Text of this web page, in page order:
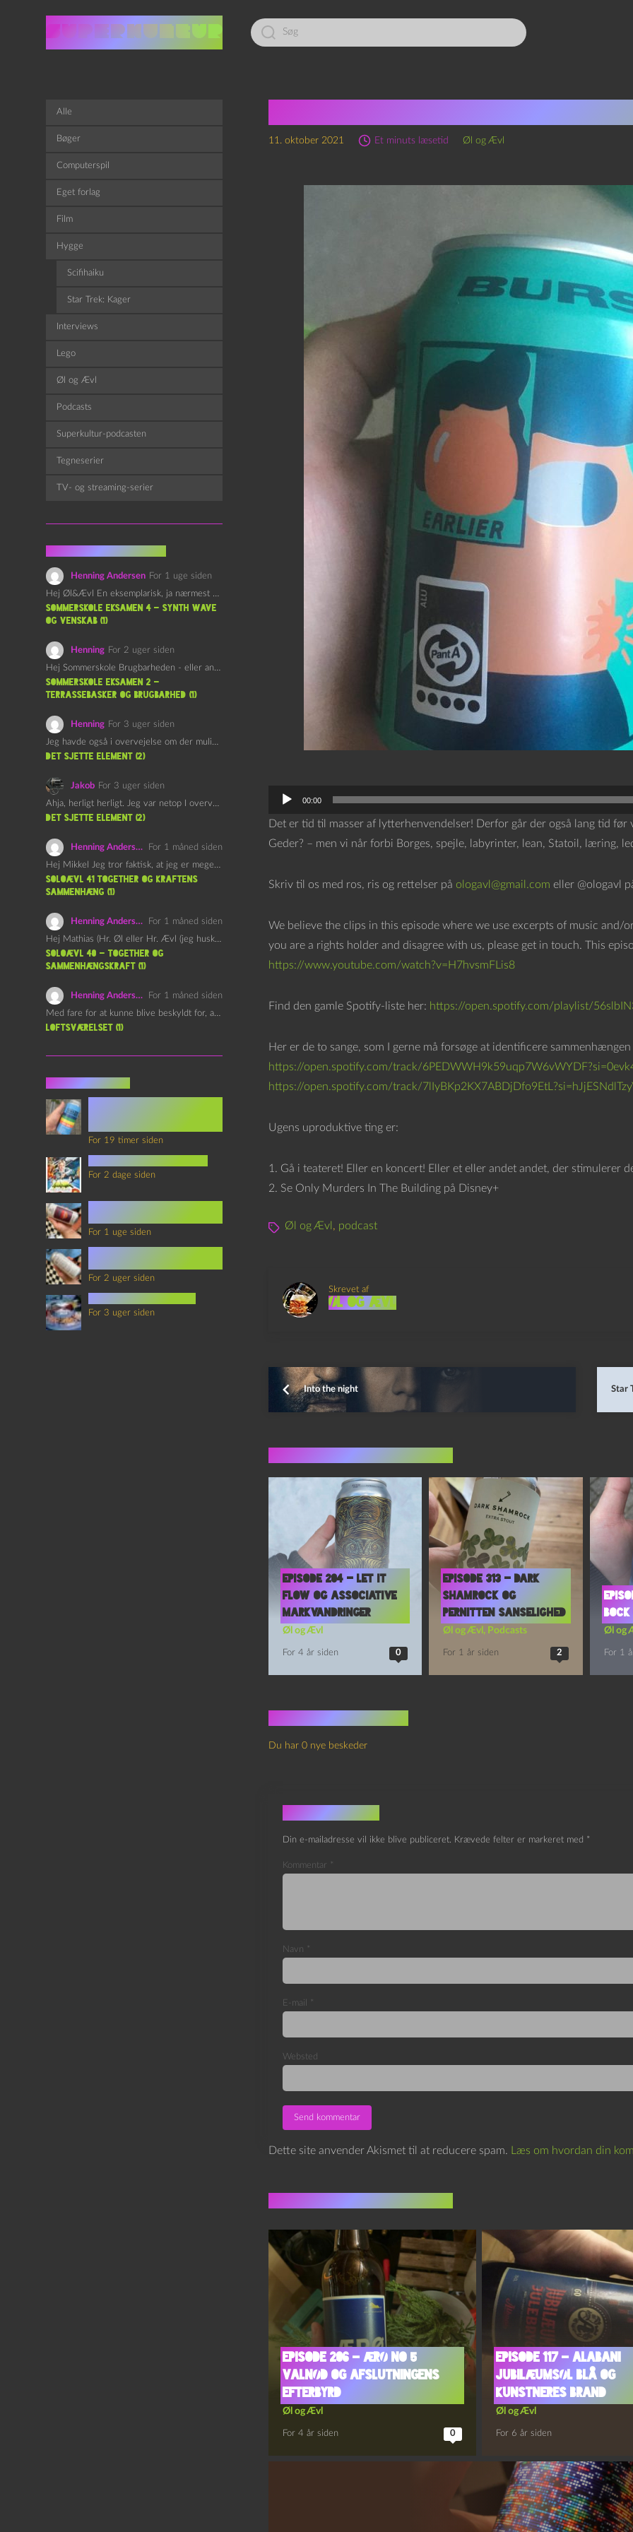
Led
efter:
11. oktober 2021 Et minuts læsetid Øl og Ævl
l
r
00:00
Det er tid til masser af lytterhenvendelser! Derfor går der også lang tid
Geder? – men vi når forbi Borges, spejle, labyrinter, lean, Statoil, læring,
Skriv til os med ros, ris og rettelser på ologavl@gmail.com eller @ologavl
We believe the clips in this episode where we use excerpts of music and/
you are a rights holder and disagree with us, please get in touch. This
https://www.youtube.com/watch?v=H7hvsmFLis8
Find den gamle Spotify-liste her: https://open.spotify.com/playlist/
Her er de to sange, som I gerne må forsøge at identificere
https://open.spotify.com/track/
https://open.spotify.com/track/
Ugens uproduktive ting er:
1. Gå i teateret! Eller en koncert! Eller et eller andet andet, der stimulerer
2. Se Only Murders In The Building på Disney+
Øl og Ævl , podcast
Skrevet af
Øl og Ævl
Into the night Star
Episode 204 – Let It
Flow og Associative
Markvandringer
Øl og Ævl
For 4 år siden 0
Episode 313 – Dark
Shamrock og
Pernitten Sanselighed
Øl og Ævl , Podcasts
For 1 år siden 2
Øl og
For 1
Du har 0 nye beskeder
Skriv et svar
Din e-mailadresse vil ikke blive publiceret. Krævede felter er markeret med *
Kommentar *
Navn *
E-mail *
Websted
Dette site anvender Akismet til at reducere spam. Læs om hvordan din
Episode 206 – Ærø No 5
Valnød og Afslutningens
Efterbyrd
Øl og Ævl
For 4 år siden 0
Episode 117 – Alabani
Jubilæumsøl Blå og
Kunstneres Brand
Øl og Ævl
For 6 år siden
Alle
Bøger
Computerspil
Eget forlag
Film
Hygge
Scifihaiku
Star Trek: Kager
Interviews
Lego
Øl og Ævl
Podcasts
Superkultur-podcasten
Tegneserier
TV- og streaming-serier
Henning Andersen For 1 uge siden
Hej Øl&Ævl En eksemplarisk, ja nærmest yndefuld, afslutning på SOMMERSKOLEN.…
Sommerskole Eksamen 4 – Synth Wave
og Venskab (1)
Henning For 2 uger siden
Hej Sommerskole Brugbarheden - eller anvendeligheden - af "Øl&Ævl" er…
Sommerskole Eksamen 2 –
Terrassebasker og Brugbarhed (1)
Henning For 3 uger siden
Jeg havde også i overvejelse om der muligvis kunne være…
det sjette element (2)
Jakob For 3 uger siden
Ahja, herligt herligt. Jeg var netop I overvejelser om at…
det sjette element (2)
Henning Andersen
For 1 måned siden
Hej Mikkel Jeg tror faktisk, at jeg er meget enig…
Soloævl 41 Together og Kraftens
Sammenhæng (1)
Henning Andersen
For 1 måned siden
Hej Mathias (Hr. Øl eller Hr. Ævl (jeg husker ikke…
Soloævl 40 – Together og
sammenhængskraft (1)
Henning Andersen
For 1 måned siden
Med fare for at kunne blive beskyldt for, at være…
Loftsværelset (1)
For 19 timer siden
For 2 dage siden
For 1 uge siden
For 2 uger siden
For 3 uger siden